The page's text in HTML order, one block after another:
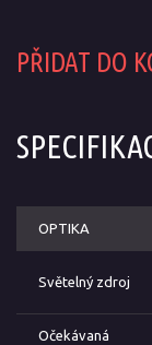
PŘIDAT DO
OPTIKA
Světelný zdroj
Očekávaná